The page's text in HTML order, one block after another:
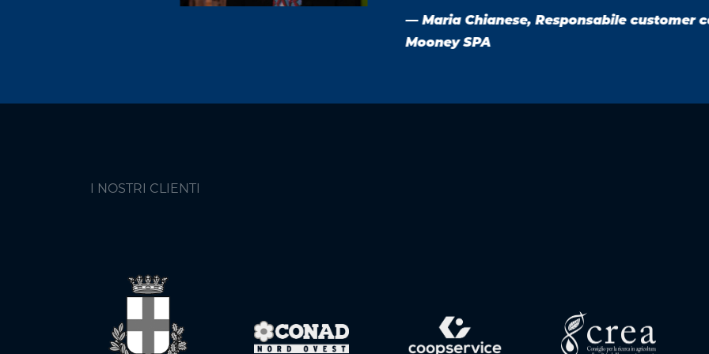
— Maria Chianese, Responsabile customer care,
I NOSTRI CLIENTI